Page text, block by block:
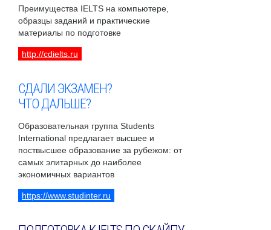
Преимущества IELTS на компьютере,
образцы заданий и практические
материалы по подготовке
http://cdielts.ru
СДАЛИ ЭКЗАМЕН?
ЧТО ДАЛЬШЕ?
Образовательная группа Students
International предлагает высшее и
поствысшее образование за рубежом: от
самых элитарных до наиболее
экономичных вариантов
https://www.studinter.ru